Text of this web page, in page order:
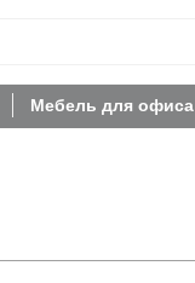
Мебель для офиса